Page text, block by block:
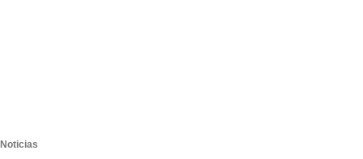
Noticias